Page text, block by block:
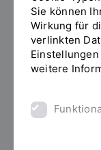
auf
der
Seite
"Zusatzangebot
(Detailansicht)"
Sie können
Wirkung für
verlinkten
weitere